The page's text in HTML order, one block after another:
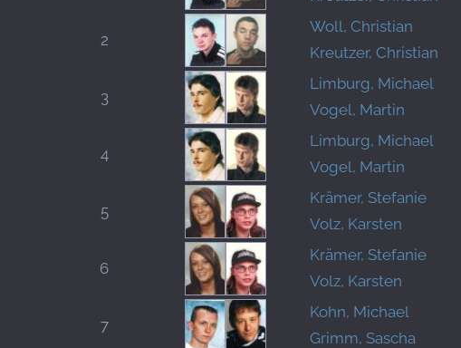
2
Woll, Christian
Kreutzer, Christian
3
Limburg, Michael
Vogel, Martin
4
Limburg, Michael
Vogel, Martin
5
Krämer, Stefanie
Volz, Karsten
6
Krämer, Stefanie
Volz, Karsten
7
Kohn, Michael
Grimm, Sascha